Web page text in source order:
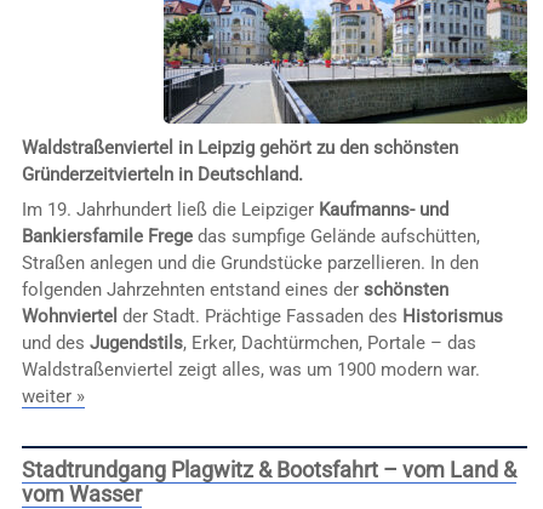
Waldstraßenviertel in Leipzig gehört zu den schönsten
Gründerzeitvierteln in Deutschland.
Im 19. Jahrhundert ließ die Leipziger Kaufmanns- und
Bankiersfamile Fregedas sumpfige Gelände aufschütten,
Straßen anlegen und die Grundstücke parzellieren. In den
folgenden Jahrzehnten entstand eines der schönsten
Wohnviertel der Stadt. Prächtige Fassaden des Historismus
und des Jugendstils, Erker, Dachtürmchen, Portale – das
Waldstraßenviertel zeigt alles, was um 1900 modern war.
weiter »
Stadtrundgang Plagwitz & Bootsfahrt – vom Land &
vom Wasser